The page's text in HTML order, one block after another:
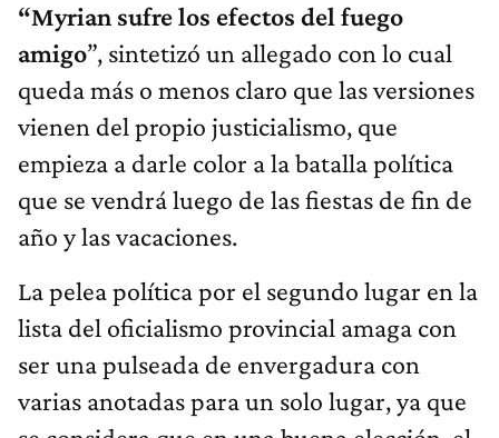
“Myrian sufre los efectos del fuego
amigo”, sintetizó un allegado con lo cual
queda más o menos claro que las versiones
vienen del propio justicialismo, que
empieza a darle color a la batalla política
que se vendrá luego de las fiestas de fin de
año y las vacaciones.
La pelea política por el segundo lugar en la
lista del oficialismo provincial amaga con
ser una pulseada de envergadura con
varias anotadas para un solo lugar, ya que